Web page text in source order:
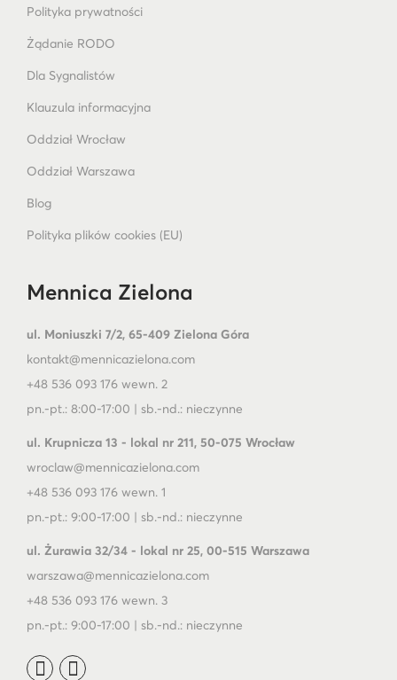
Polityka prywatności
Żądanie RODO
Dla Sygnalistów
Klauzula informacyjna
Oddział Wrocław
Oddział Warszawa
Blog
Polityka plików cookies (EU)
Mennica Zielona
ul. Moniuszki 7/2, 65-409 Zielona Góra
kontakt@mennicazielona.com
+48 536 093 176 wewn. 2
pn.-pt.: 8:00-17:00 | sb.-nd.: nieczynne
ul. Krupnicza 13 - lokal nr 211, 50-075 Wrocław
wroclaw@mennicazielona.com
+48 536 093 176 wewn. 1
pn.-pt.: 9:00-17:00 | sb.-nd.: nieczynne
ul. Żurawia 32/34 - lokal nr 25, 00-515 Warszawa
warszawa@mennicazielona.com
+48 536 093 176 wewn. 3
pn.-pt.: 9:00-17:00 | sb.-nd.: nieczynne